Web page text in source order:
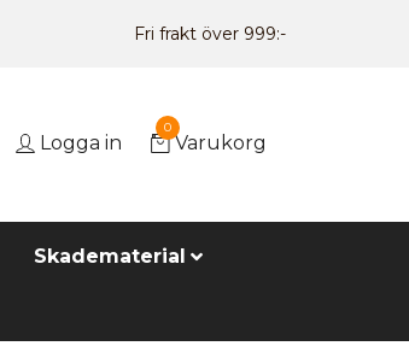
Fri frakt över 999:-
Logga in
0
Varukorg
Skadematerial